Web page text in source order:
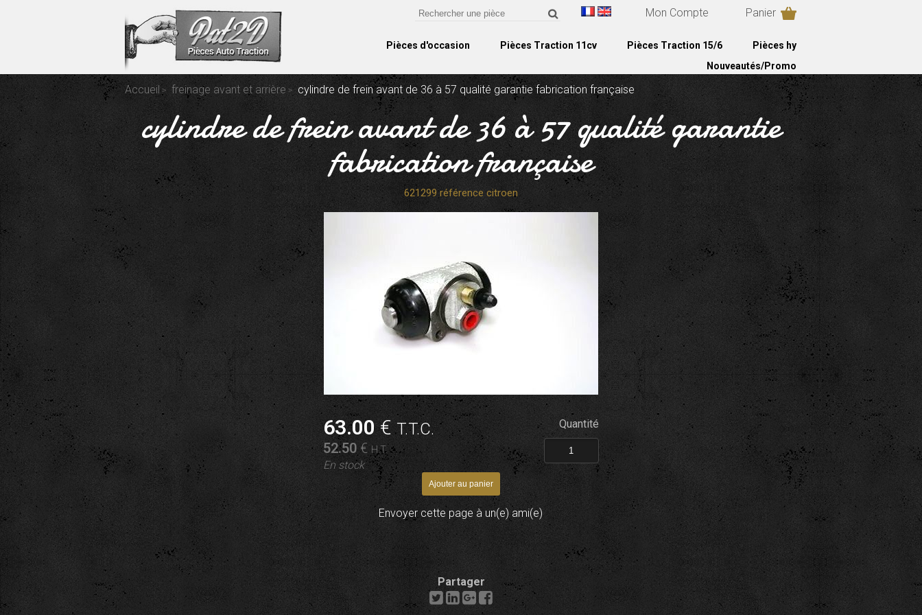
Mon Compte Panier
Pièces d'occasion Pièces Traction 11cv Pièces Traction 15/6
Pièces hy
Nouveautés/Promo
Accueil freinage avant et arrière cylindre de frein avant de 36 à 57 qualité garantie fabrication française
cylindre de frein avant de 36 à 57 qualité garantie
fabrication française
621299 référence citroen
63.00€T.T.C.
52.50 € H.T.
En stock
Quantité
Envoyer cette page à un(e) ami(e)
Partager